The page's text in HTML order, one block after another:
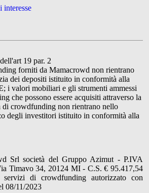
19 par. 2
forniti da Mamacrowd non rientrano
dei depositi istituito in conformità alla
i valori mobiliari e gli strumenti ammessi
che possono essere acquisiti attraverso la
di crowdfunding non rientrano nello
degli investitori istituito in conformità alla
Srl società del Gruppo Azimut - P.IVA
Timavo 34, 20124 MI - C.S. € 95.417,54
di crowdfunding autorizzato con
08/11/2023